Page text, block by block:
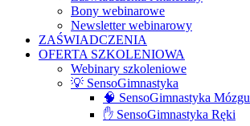
Bony webinarowe
Newsletter webinarowy
ZAŚWIADCZENIA
OFERTA SZKOLENIOWA
Webinary szkoleniowe
💡 SensoGimnastyka
🧠 SensoGimnastyka Mózgu
✋ SensoGimnastyka Ręki